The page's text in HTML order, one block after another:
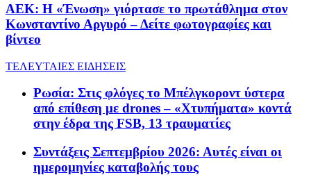
ΑΕΚ: Η «Ένωση» γιόρτασε το πρωτάθλημα στον
Κωνσταντίνο Αργυρό – Δείτε φωτογραφίες και
βίντεο
ΤΕΛΕΥΤΑΙΕΣ ΕΙΔΗΣΕΙΣ
Ρωσία: Στις φλόγες το Μπέλγκοροντ ύστερα
από επίθεση με drones – «Χτυπήματα» κοντά
στην έδρα της FSB, 13 τραυματίες
Συντάξεις Σεπτεμβρίου 2026: Αυτές είναι οι
ημερομηνίες καταβολής τους